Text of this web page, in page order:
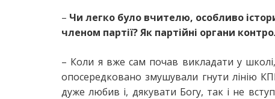
– Чи легко було вчителю, особливо
членом партії? Як партійні органи
– Коли я вже сам почав викладати у школі,
опосередковано змушували гнути лінію
дуже любив і, дякувати Богу, так і не